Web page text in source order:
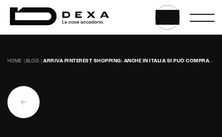
Sviluppo CMS personalizzati
HOME BLOG ARRIVA PINTEREST SHOPPING: ANCHE IN ITALIA SI PUÒ COMPRARE DAL SITO.